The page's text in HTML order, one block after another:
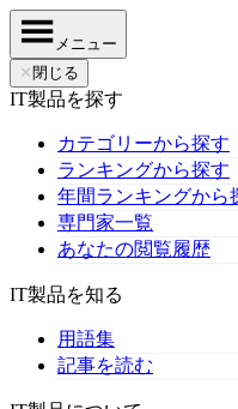
メニュー
✕ 閉じる
IT製品を探す
カテゴリーから探す
ランキングから探す
年間ランキングから
専門家一覧
あなたの閲覧履歴
IT製品を知る
用語集
記事を読む